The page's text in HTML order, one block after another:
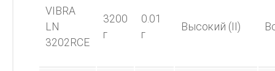
VIBRA
LN
3202RCE
3200
г
0.01
г
Высокий (II)